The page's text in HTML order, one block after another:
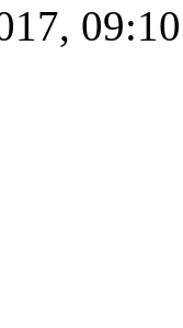
09:10